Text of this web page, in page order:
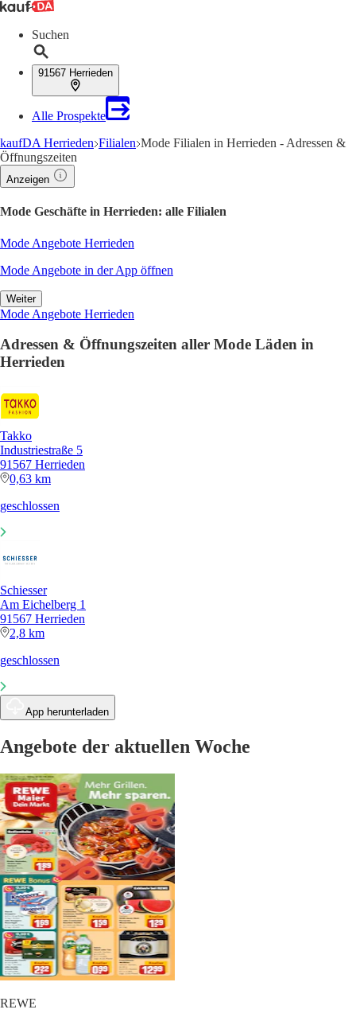
Suchen
91567 Herrieden
Alle Prospekte
kaufDA Herrieden Filialen Mode Filialen in Herrieden - Adressen &
Öffnungszeiten
Anzeigen
Mode Geschäfte in Herrieden: alle Filialen
Mode Angebote Herrieden
Mode Angebote in der App öffnen
Weiter
Mode Angebote Herrieden
Adressen & Öffnungszeiten aller Mode Läden in
Herrieden
Takko
Industriestraße 5
91567 Herrieden
0,63 km
geschlossen
Schiesser
Am Eichelberg 1
91567 Herrieden
2,8 km
geschlossen
App herunterladen
Angebote der aktuellen Woche
REWE